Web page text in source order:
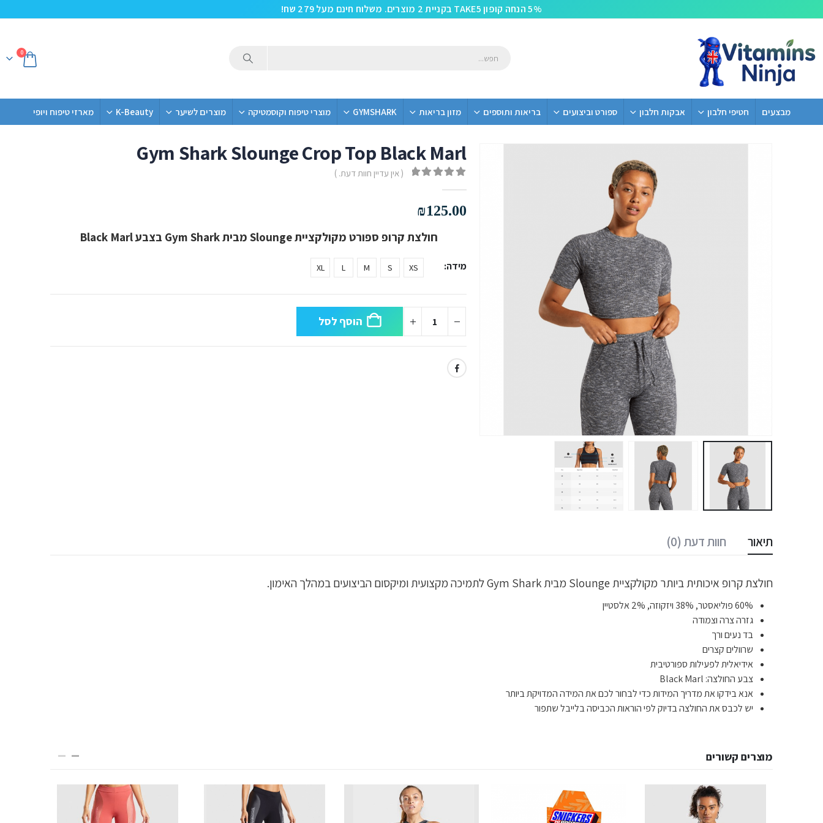
5% הנחה קופון TAKE5 בקניית 2 מוצרים. משלוח חינם מעל 279 שח!
0
מבצעים חטיפי חלבון אבקות חלבון ספורט וביצועים בריאות ותוספים מזון בריאות GYMSHARK מוצרי טיפוח וקוסמטיקה מוצרים לשיער K-Beauty מארזי טיפוח ויופי
Gym Shark Slounge Crop Top Black Marl
( אין עדיין חוות דעת. )
₪125.00
חולצת קרופ ספורט מקולקציית Slounge מבית Gym Shark בצבע Black Marl
מידה XS
S
M
L
XL
הוסף לסל
תיאור חוות דעת (0)
חולצת קרופ איכותית ביותר מקולקציית Slounge מבית Gym Shark לתמיכה מקצועית ומיקסום הביצועים במהלך האימון.
60% פוליאסטר, 38% ויזקוזה, 2% אלסטיין
גזרה צרה וצמודה
בד נעים ורך
שרוולים קצרים
אידיאלית לפעילות ספורטיבית
צבע החולצה: Black Marl
אנא בידקו את מדריך המידות כדי לבחור לכם את המידה המדויקת ביותר
יש לכבס את החולצה בדיוק לפי הוראות הכביסה בלייבל שתפור
מוצרים קשורים